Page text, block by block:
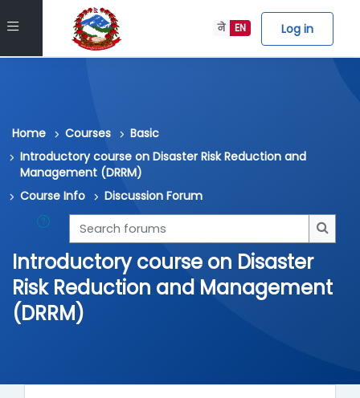
Side panel EN
ने Log in
Skip to main content
Home Courses
Basic
Introductory course on Disaster Risk Reduction and
Management (DRRM)
Course Info
Discussion Forum
Search forums
Introductory course on Disaster
Risk Reduction and Management
(DRRM)